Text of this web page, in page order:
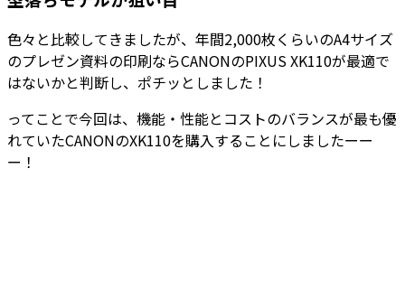
色々と比較してきましたが、年間2,000枚くらいのA4サイズ
のプレゼン資料の印刷ならCANONのPIXUS XK110が最適で
はないかと判断し、ポチッとしました！
ってことで今回は、機能・性能とコストのバランスが最も優
れていたCANONのXK110を購入することにしましたーー
ー！